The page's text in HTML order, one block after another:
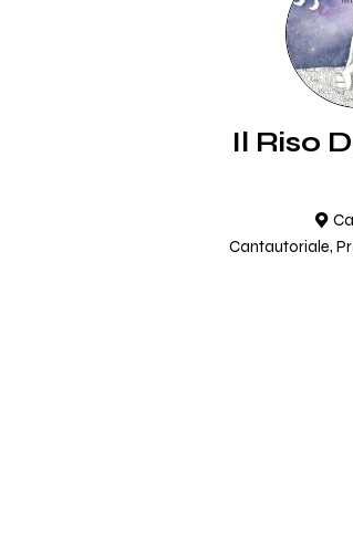
Il Riso
Cantautoriale,